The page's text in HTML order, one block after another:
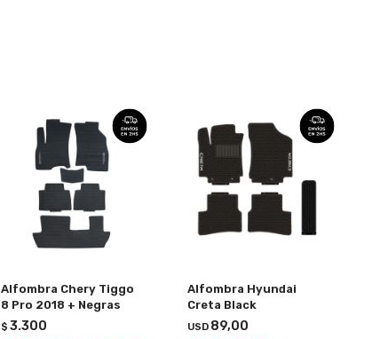
Alfombra Chery Tiggo
8 Pro 2018 + Negras
$ 3.300
Alfombra Hyundai
Creta Black
USD 89,00